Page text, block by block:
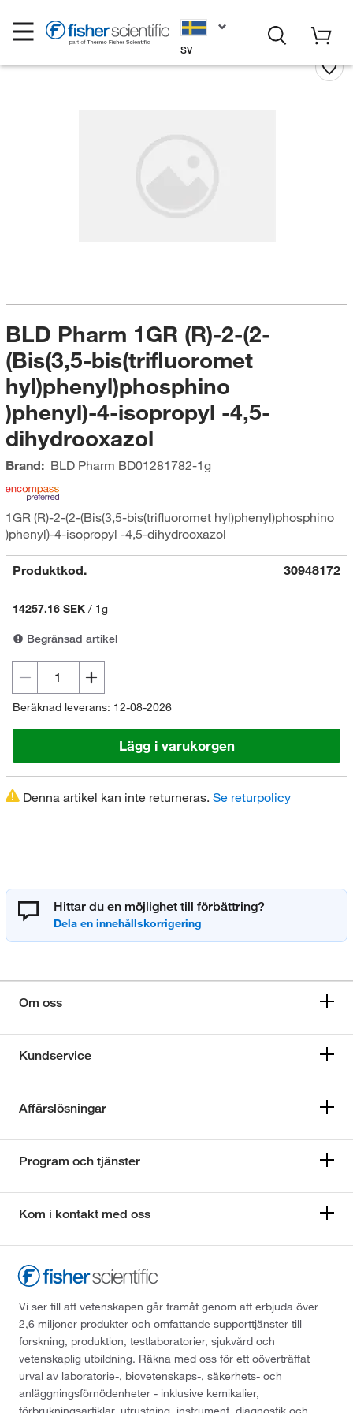
SV
BLD Pharm 1GR (R)-2-(2-
(Bis(3,5-bis(trifluoromet
hyl)phenyl)phosphino
)phenyl)-4-isopropyl -4,5-
dihydrooxazol
Brand: BLD Pharm BD01281782-1g
1GR (R)-2-(2-(Bis(3,5-bis(trifluoromet hyl)phenyl)phosphino
)phenyl)-4-isopropyl -4,5-dihydrooxazol
Produktkod. 30948172
14257.16 SEK/ 1g
Begränsad artikel
Beräknad leverans: 12-08-2026
Lägg i varukorgen
Denna artikel kan inte returneras. Se returpolicy
Hittar du en möjlighet till förbättring?
Om oss
Kundservice
Affärslösningar
Program och tjänster
Kom i kontakt med oss
Vi ser till att vetenskapen går framåt genom att erbjuda över
2,6 miljoner produkter och omfattande supporttjänster till
forskning, produktion, testlaboratorier, sjukvård och
vetenskaplig utbildning. Räkna med oss för ett oöverträffat
urval av laboratorie-, biovetenskaps-, säkerhets- och
anläggningsförnödenheter - inklusive kemikalier,